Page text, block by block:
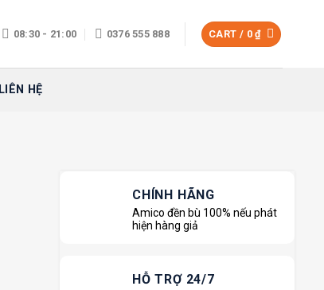
08:30 - 21:00 0376 555 888 CART / 0₫
LIÊN HỆ
CHÍNH HÃNG
Amico đền bù 100% nếu phát
hiện hàng giả
HỖ TRỢ 24/7